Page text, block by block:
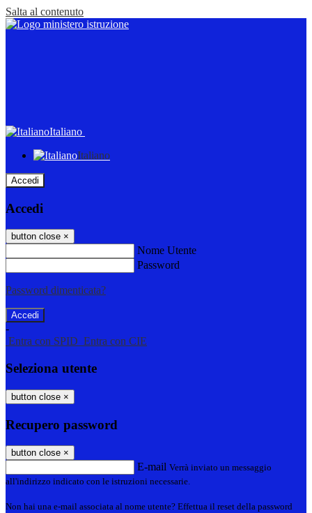
Salta al contenuto
Italiano
Italiano
Accedi
Accedi
button close ×
Nome Utente
Password
Password dimenticata?
-
Entra con SPID Entra con CIE
Seleziona utente
button close ×
Recupero password
button close ×
E-mail Verrà inviato un messaggio
all'indirizzo indicato con le istruzioni necessarie.
Non hai una e-mail associata al nome utente? Effettua il reset della password